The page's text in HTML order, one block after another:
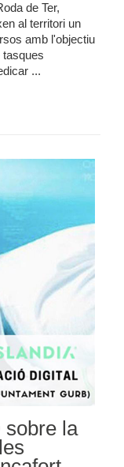
de Ter,
al territori un
amb l'objectiu
tasques
...
sobre la